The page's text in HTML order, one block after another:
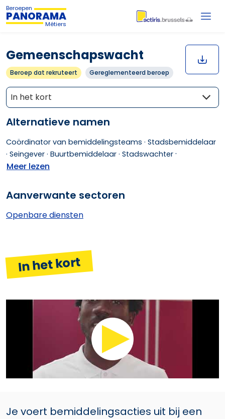
Beroepen
PANORAMA
Métiers
Gemeenschapswacht
Beroep dat rekruteert Gereglementeerd beroep
In het kort
Alternatieve namen
Coördinator van bemiddelingsteams · Stadsbemiddelaar
· Seingever · Buurtbemiddelaar · Stadswachter ·
Meer lezen
Aanverwante sectoren
Openbare diensten
In het kort
Je voert bemiddelingsacties uit bij een